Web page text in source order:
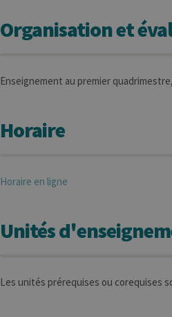
Organisation et
Enseignement au premier
Horaire
Horaire en ligne
Unités
Les unités prérequises ou corequises